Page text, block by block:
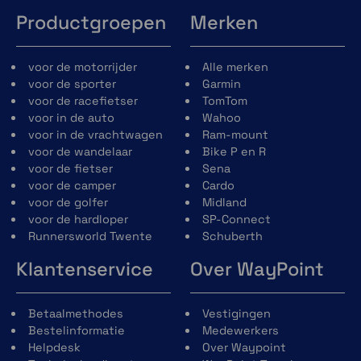
Verbeter de nauwkeurigheid in uitdagende
omstandigheden. Dankzij de Dual-Band GPS
ontvanger blijft je positie nauwkeurig, ook in
Productgroepen
voor de motorrijder
voor de sporter
voor de racefietser
voor in de auto
voor in de vrachtwagen
voor de wandelaar
voor de fietser
voor de camper
voor de golfer
voor de hardloper
Runnersworld Twente
Merken
Alle merken
Garmin
TomTom
Wahoo
Ram-mount
Bike P en R
Sena
Cardo
Midland
SP-Connect
Schuberth
Klantenservice
Betaalmethodes
Bestelinformatie
Helpdesk
Over WayPoint
Vestigingen
Medewerkers
Over Waypoint